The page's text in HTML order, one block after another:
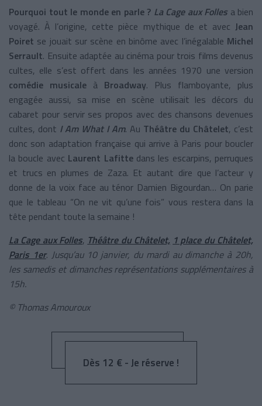
Pourquoi tout le monde en parle ? La Cage aux Folles a bien
voyagé. À l’origine, cette pièce mythique de et avec Jean
Poiret se jouait sur scène en binôme avec l’inégalable Michel
Serrault. Ensuite adaptée au cinéma pour trois films devenus
cultes, elle s’est offert dans les années 1970 une version
comédie musicale à Broadway. Plus flamboyante, plus
engagée aussi, sa mise en scène utilisait les décors du
cabaret pour servir ses propos avec des chansons devenues
cultes, dont I Am What I Am. Au Théâtre du Châtelet, c’est
donc son adaptation française qui arrive à Paris pour boucler
la boucle avec Laurent Lafittedans les escarpins, perruques
et trucs en plumes de Zaza. Et autant dire que l’acteur y
donne de la voix face au ténor Damien Bigourdan… On parie
que le tableau “On ne vit qu’une fois” vous restera dans la
tête pendant toute la semaine !
La Cage aux Folles, Théâtre du Châtelet, 1 place du Châtelet,
Paris 1er. Jusqu’au 10 janvier, du mardi au dimanche à 20h,
les samedis et dimanches représentations supplémentaires à
15h.
© Thomas Amouroux
Dès 12 € - Je réserve !